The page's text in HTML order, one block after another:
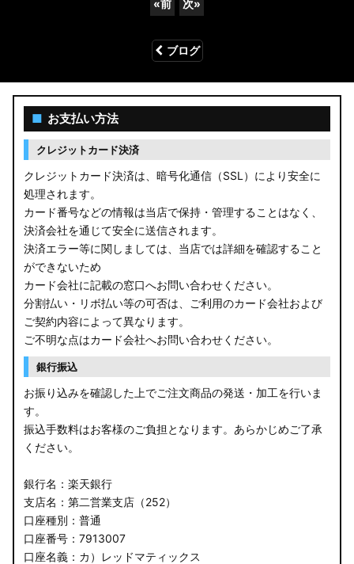
«前 次»
ブログ
■ お支払い方法
クレジットカード決済
クレジットカード決済は、暗号化通信（SSL）により安全に
処理されます。
カード番号などの情報は当店で保持・管理することはなく、
決済会社を通じて安全に送信されます。
決済エラー等に関しましては、当店では詳細を確認すること
ができないため
カード会社に記載の窓口へお問い合わせください。
分割払い・リボ払い等の可否は、ご利用のカード会社および
ご契約内容によって異なります。
ご不明な点はカード会社へお問い合わせください。
銀行振込
お振り込みを確認した上でご注文商品の発送・加工を行いま
す。
振込手数料はお客様のご負担となります。あらかじめご了承
ください。
銀行名：楽天銀行
支店名：第二営業支店（252）
口座種別：普通
口座番号：7913007
口座名義：カ）レッドマティックス